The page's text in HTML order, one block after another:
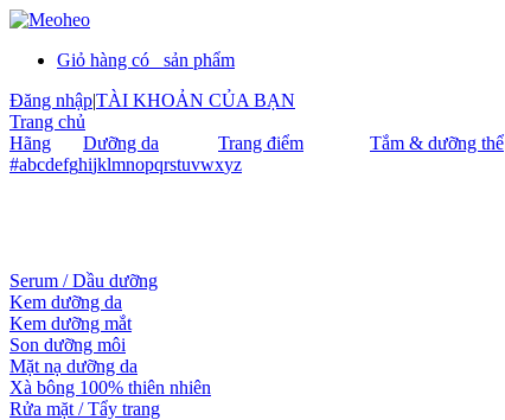
Giỏ hàng có
sản phẩm
Đăng nhập|TÀI KHOẢN CỦA BẠN
Trang chủ
Hãng
Dưỡng da Trang điểm Tắm & dưỡng thể
#abcdefghijklmnopqrstuvwxyz
Serum / Dầu dưỡng
Kem dưỡng da
Kem dưỡng mắt
Son dưỡng môi
Mặt nạ dưỡng da
Xà bông 100% thiên nhiên
Rửa mặt / Tẩy trang